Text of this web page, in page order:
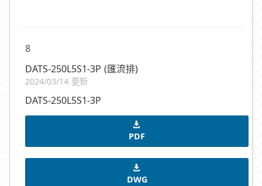
8
DATS-250L5S1-3P (匯流排)
2024/03/14 更新
DATS-250L5S1-3P
PDF
DWG